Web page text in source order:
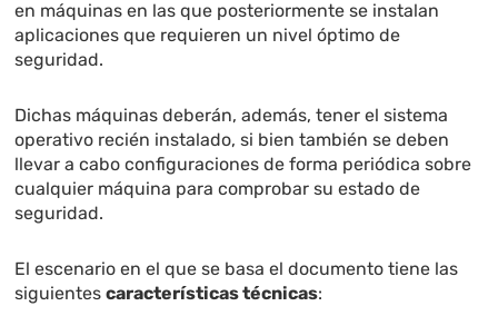
en máquinas en las que posteriormente se instalan
aplicaciones que requieren un nivel óptimo de
seguridad.
Dichas máquinas deberán, además, tener el sistema
operativo recién instalado, si bien también se deben
llevar a cabo configuraciones de forma periódica sobre
cualquier máquina para comprobar su estado de
seguridad.
El escenario en el que se basa el documento tiene las
siguientescaracterísticas técnicas: